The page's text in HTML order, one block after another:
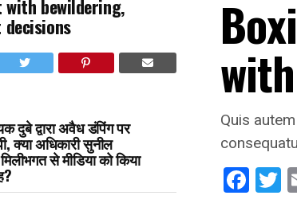
bewildering,
दुबे द्वारा अवैध डंपिंग पर
क्या अधिकारी सुनील
से मीडिया को किया
Quis